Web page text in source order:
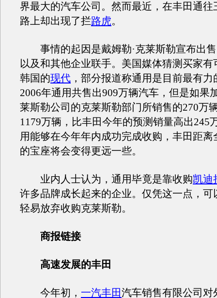
界最大的汽车公司。然而最近，在丰田通往
路上却出现了拦路虎。
事情的起因是戴姆勒·克莱斯勒宣布出售
以及和其他企业联手。美国媒体猜测买家有
韩国的现代 ，部分报道称通用是目前最有
2006年通用共售出909万辆汽车，但是如果
莱斯勒公司的克莱斯勒部门所销售的270万
1179万辆，比丰田今年的预测销量高出245
用能够在今年年内成功完成收购，丰田距离
的宝座将会变得更远一些。
业内人士认为，通用毕竟是靠收购凯迪
许多品牌成长起来的企业。仅凭这一点，可
轻易放弃收购克莱斯勒。
商报链接
高速发展的丰田
今年初， 一汽丰田汽车销售有限公司对